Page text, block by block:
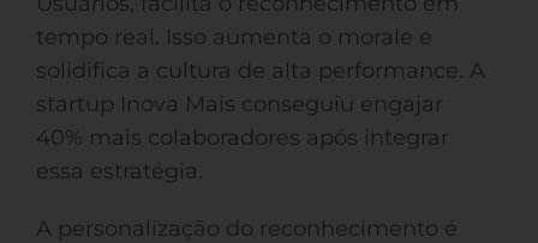
tempo real. Isso aumenta o morale e
solidifica a cultura de alta performance. A
startup Inova Mais conseguiu engajar
40% mais colaboradores após integrar
essa estratégia.
A personalização do reconhecimento é